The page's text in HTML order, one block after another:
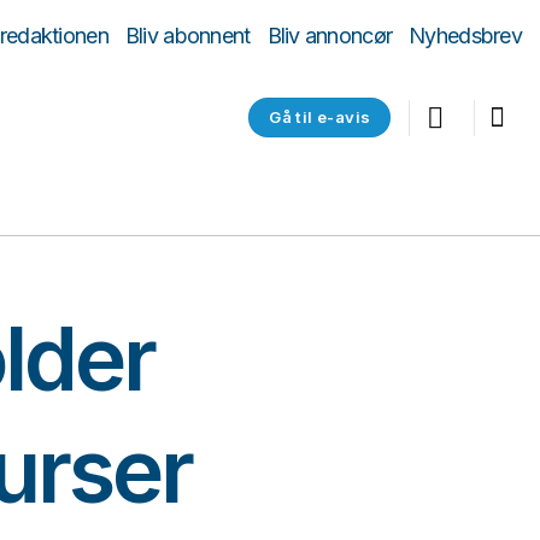
Bliv abonnent Bliv annoncør Nyhedsbrev
Gå til e-avis